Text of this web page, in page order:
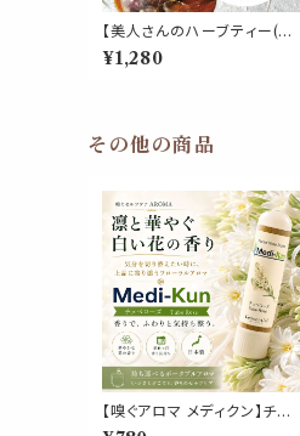
【美人さんのハーブティー(テ
ィーパック)】《美肌 ブレンド》6
包入 ティーバッグ ローズヒッ
ティー お茶 携帯 パウチ 習慣
デイリー
¥1,280
その他の商品
【嗅ぐアロマ メディクン】チュ
ベローズ｜本物の花 香り 甘